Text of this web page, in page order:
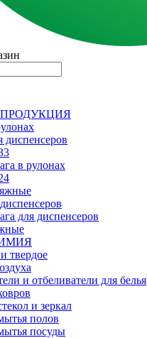
диспенсеров
в рулонах
для диспенсеров
твердое
и отбеливатели для белья
и зеркал
полов
посуды